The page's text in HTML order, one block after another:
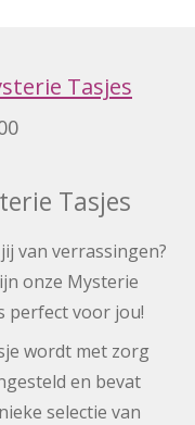
Tasjes
Tasjes
van verrassingen?
onze Mysterie
perfect voor jou!
wordt met zorg
en bevat
selectie van